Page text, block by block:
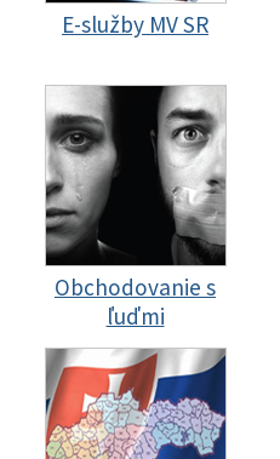
E-služby MV SR
Obchodovanie s
ľuďmi